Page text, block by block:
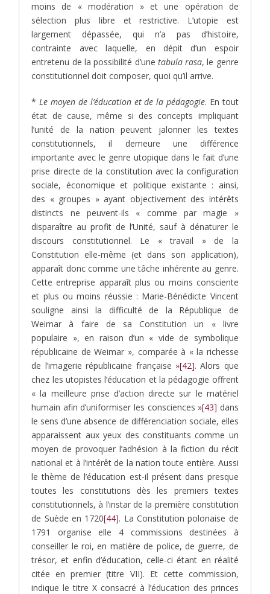
moins de « modération » et une opération de
sélection plus libre et restrictive. L’utopie est
largement dépassée, qui n’a pas d’histoire,
contrainte avec laquelle, en dépit d’un espoir
entretenu de la possibilité d’une tabula rasa, le genre
constitutionnel doit composer, quoi qu’il arrive.
*Le moyen de l’éducation et de la pédagogie. En tout
état de cause, même si des concepts impliquant
l’unité de la nation peuvent jalonner les textes
constitutionnels, il demeure une différence
importante avec le genre utopique dans le fait d’une
prise directe de la constitution avec la configuration
sociale, économique et politique existante : ainsi,
des « groupes » ayant objectivement des intérêts
distincts ne peuvent-ils « comme par magie »
disparaître au profit de l’Unité, sauf à dénaturer le
discours constitutionnel. Le « travail » de la
Constitution elle-même (et dans son application),
apparaît donc comme une tâche inhérente au genre.
Cette entreprise apparaît plus ou moins consciente
et plus ou moins réussie : Marie-Bénédicte Vincent
souligne ainsi la difficulté de la République de
Weimar à faire de sa Constitution un « livre
populaire », en raison d’un « vide de symbolique
républicaine de Weimar », comparée à « la richesse
de l’imagerie républicaine française »[42]. Alors que
chez les utopistes l’éducation et la pédagogie offrent
« la meilleure prise d’action directe sur le matériel
humain afin d’uniformiser les consciences »[43] dans
le sens d’une absence de différenciation sociale, elles
apparaissent aux yeux des constituants comme un
moyen de provoquer l’adhésion à la fiction du récit
national et à l’intérêt de la nation toute entière. Aussi
le thème de l’éducation est-il présent dans presque
toutes les constitutions dès les premiers textes
constitutionnels, à l’instar de la première constitution
de Suède en 1720[44]. La Constitution polonaise de
1791 organise elle 4 commissions destinées à
conseiller le roi, en matière de police, de guerre, de
trésor, et enfin d’éducation, celle-ci étant en réalité
citée en premier (titre VII). Et cette commission,
indique le titre X consacré à l’éducation des princes